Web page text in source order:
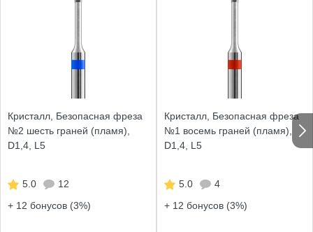
Кристалл, Безопасная фреза
№2 шесть граней (пламя),
D1,4, L5
5.0
12
+ 12 бонусов (3%)
Кристалл, Безопасная фреза
№1 восемь граней (пламя),
D1,4, L5
5.0
4
+ 12 бонусов (3%)